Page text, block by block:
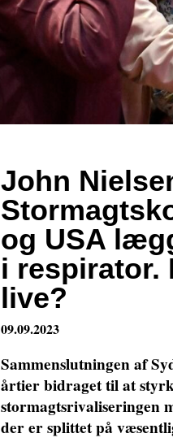
John
og USA
i respirator.
live?
09.09.2023
Sammenslutningen af
årtier bidraget til at
stormagtsrivaliseringen
der er splittet på